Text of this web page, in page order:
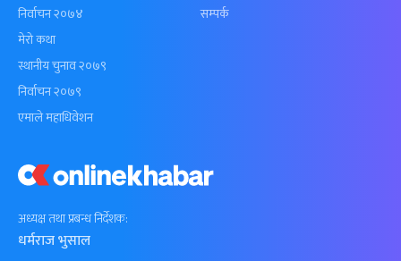
अध्यक्ष तथा प्रबन्ध निर्देशक:
धर्मराज भुसाल
निर्वाचन २०७४
मेरो कथा
स्थानीय चुनाव २०७९
निर्वाचन २०७९
एमाले महाधिवेशन
सम्पर्क